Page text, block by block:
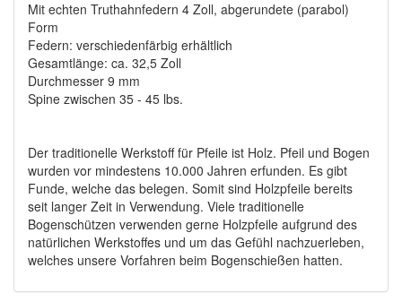
Mit echten Truthahnfedern 4 Zoll, abgerundete (parabol)
Form
Federn: verschiedenfärbig erhältlich
Gesamtlänge: ca. 32,5 Zoll
Durchmesser 9 mm
Spine zwischen 35 - 45 lbs.
Der traditionelle Werkstoff für Pfeile ist Holz. Pfeil und Bogen
wurden vor mindestens 10.000 Jahren erfunden. Es gibt
Funde, welche das belegen. Somit sind Holzpfeile bereits
seit langer Zeit in Verwendung. Viele traditionelle
Bogenschützen verwenden gerne Holzpfeile aufgrund des
natürlichen Werkstoffes und um das Gefühl nachzuerleben,
welches unsere Vorfahren beim Bogenschießen hatten.